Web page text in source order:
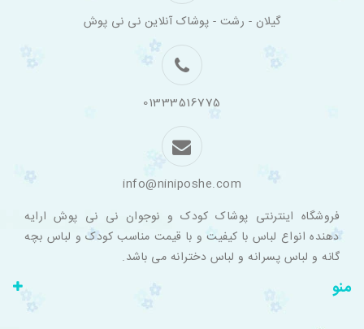
گیلان - رشت - پوشاک آنلاین نی نی پوش
01333516775
info@niniposhe.com
فروشگاه اینترنتی پوشاک کودک و نوجوان نی نی پوش ارایه
دهنده انواع لباس با کیفیت و با قیمت مناسب کودک و لباس بچه
گانه و لباس پسرانه و لباس دخترانه می باشد.
منو